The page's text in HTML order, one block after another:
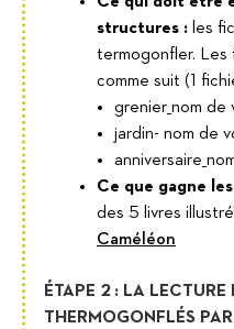
structures : les
termogonfler. Les
comme suit (1
grenier_nom
jardin- nom de
Ce que gagne
des 5 livres
Caméléon
ÉTAPE 2 : LA LECTURE
THERMOGONFLÉS